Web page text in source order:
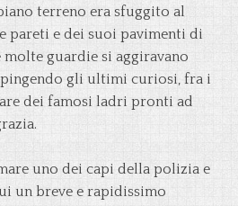
terreno era sfuggito al
pareti e dei suoi pavimenti di
guardie si aggiravano
gli ultimi curiosi, fra i
dei famosi ladri pronti ad
uno dei capi della polizia e
un breve e rapidissimo